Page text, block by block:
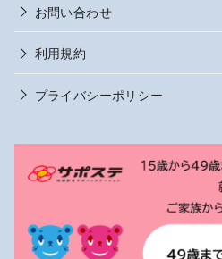
お問い合わせ
利用規約
プライバシーポリシー